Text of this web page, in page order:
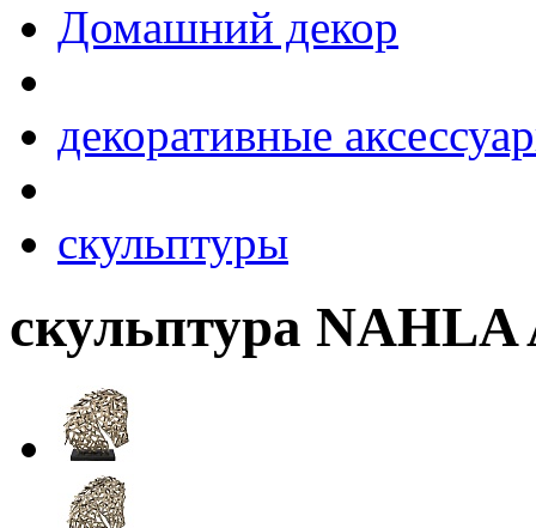
Домашний декор
декоративные
скульптуры
скульптура NAHLA